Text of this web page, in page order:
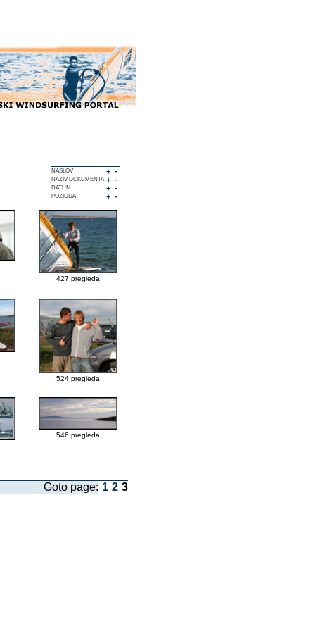
NASLOV + -
NAZIV DOKUMENTA+ -
DATUM + -
POZICIJA + -
427 pregleda
524 pregleda
546 pregleda
Goto page: 1 2 3